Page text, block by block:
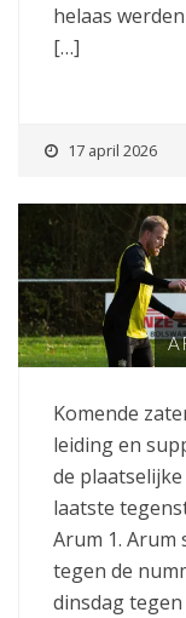
helaas
[…]
17 april 2026
Komende
leiding en
de
laatste
Arum 1. Arum
tegen de
dinsdag